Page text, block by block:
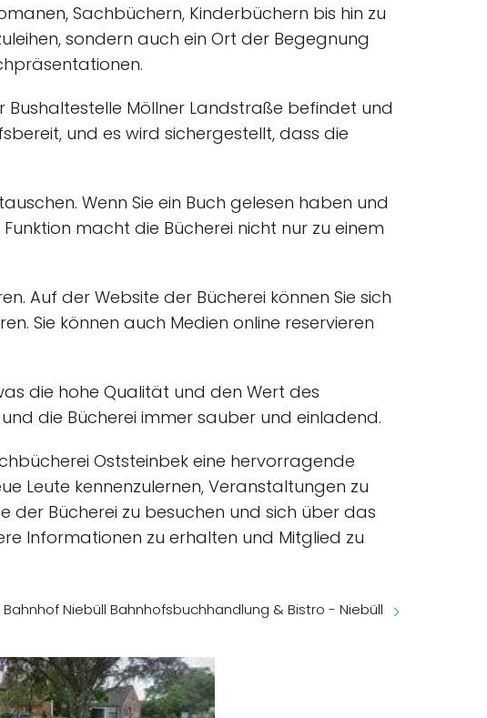
Sachbüchern, Kinderbüchern bis hin zu
sondern auch ein Ort der Begegnung
Bushaltestelle Möllner Landstraße befindet und
und es wird sichergestellt, dass die
Wenn Sie ein Buch gelesen haben und
macht die Bücherei nicht nur zu einem
Auf der Website der Bücherei können Sie sich
Sie können auch Medien online reservieren
die hohe Qualität und den Wert des
die Bücherei immer sauber und einladend.
Oststeinbek eine hervorragende
Leute kennenzulernen, Veranstaltungen zu
der Bücherei zu besuchen und sich über das
Informationen zu erhalten und Mitglied zu
Bahnhof Niebüll Bahnhofsbuchhandlung & Bistro - Niebüll